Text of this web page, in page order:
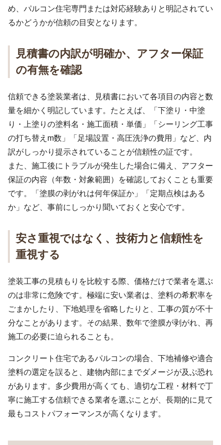
め、パルコン住宅専門または対応経験ありと明記されてい
るかどうかが信頼の目安となります。
見積書の内訳が明確か、アフター保証
の有無を確認
信頼できる塗装業者は、見積書において各項目の内容と数
量を細かく明記しています。たとえば、「下塗り・中塗
り・上塗りの塗料名・施工面積・単価」「シーリング工事
の打ち替えm数」「足場設置・高圧洗浄の費用」など、内
訳がしっかり提示されていることが信頼性の証です。
また、施工後にトラブルが発生した場合に備え、アフター
保証の内容（年数・対象範囲）を確認しておくことも重要
です。「塗膜の剥がれは何年保証か」「定期点検はある
か」など、事前にしっかり聞いておくと安心です。
安さ重視ではなく、技術力と信頼性を
重視する
塗装工事の見積もりを比較する際、価格だけで業者を選ぶ
のは非常に危険です。極端に安い業者は、塗料の希釈率を
ごまかしたり、下地処理を省略したりと、工事の質が不十
分なことがあります。その結果、数年で塗膜が剥がれ、再
施工の必要に迫られることも。
コンクリート住宅であるパルコンの場合、下地補修や適合
塗料の選定を誤ると、建物内部にまでダメージが及ぶ恐れ
があります。多少費用が高くても、適切な工程・材料で丁
寧に施工する信頼できる業者を選ぶことが、長期的に見て
最もコストパフォーマンスが高くなります。